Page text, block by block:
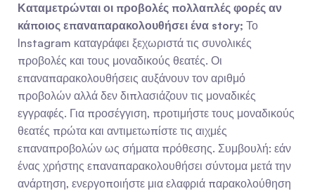
Καταμετρώνται οι προβολές πολλαπλές φορές αν
κάποιος επαναπαρακολουθήσει ένα story; Το
Instagram καταγράφει ξεχωριστά τις συνολικές
προβολές και τους μοναδικούς θεατές. Οι
επαναπαρακολουθήσεις αυξάνουν τον αριθμό
προβολών αλλά δεν διπλασιάζουν τις μοναδικές
εγγραφές. Για προσέγγιση, προτιμήστε τους μοναδικούς
θεατές πρώτα και αντιμετωπίστε τις αιχμές
επαναπροβολών ως σήματα πρόθεσης. Συμβουλή: εάν
ένας χρήστης επαναπαρακολουθήσει σύντομα μετά την
ανάρτηση, ενεργοποιήστε μια ελαφριά παρακολούθηση